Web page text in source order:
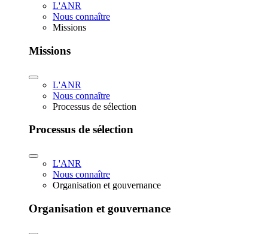
L'ANR
Nous connaître
Missions
Missions
L'ANR
Nous connaître
Processus de sélection
Processus de sélection
L'ANR
Nous connaître
Organisation et gouvernance
Organisation et gouvernance